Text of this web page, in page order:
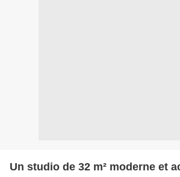
Un studio de 32 m² moderne et